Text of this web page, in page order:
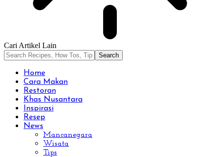
Cari Artikel Lain
Home
Cara Makan
Restoran
Khas Nusantara
Inspirasi
Resep
News
Mancanegara
Wisata
Tips